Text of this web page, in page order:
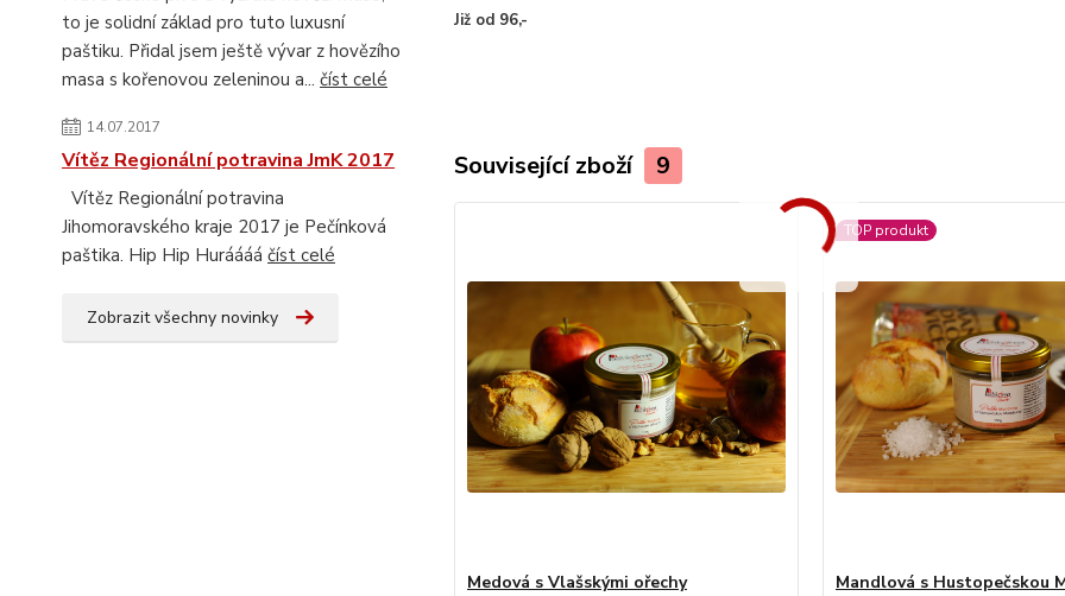
to je solidní základ pro tuto luxusní
paštiku. Přidal jsem ještě vývar z hovězího
masa s kořenovou zeleninou a... číst celé
14.07.2017
Vítěz Regionální potravina JmK 2017
Vítěz Regionální potravina
Jihomoravského kraje 2017 je Pečínková
paštika. Hip Hip Huráááá číst celé
Zobrazit všechny novinky
Již od 96,-
Související zboží 9
Medová s Vlašskými ořechy
TOP produkt
Mandlová s Hustopečskou